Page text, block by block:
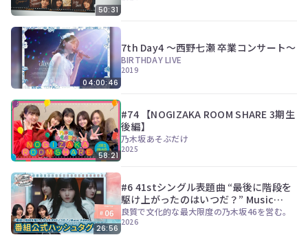
50:31
04:00:46
7th Day4 〜西野七瀬 卒業コンサート〜
BIRTHDAY LIVE
2019
58:21
#74 【NOGIZAKA ROOM SHARE 3期生
後編】
乃木坂あそぶだけ
2025
26:56
#6 41stシングル表題曲 “最後に階段を
駆け上がったのはいつだ？” Music
Video
良質で文化的な最大限度の乃木坂46を営む。
2026